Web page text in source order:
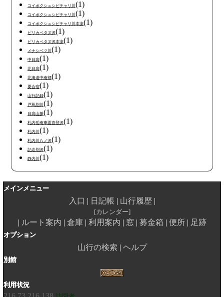
コイボクシュシビチャリ川 (1)
コイボクシュシビチャリ川 (1)
コイボクシュシビチャリ川本流(1)
ピリカペタヌ沢(1)
ピリカペタヌ沢本流(1)
メナシベツ川 (1)
中日高(1)
北日高(1)
北海道中南部(1)
夏合宿(1)
山行記録(1)
戸蔦別川 (1)
日高山脈(1)
札内岳南東面直登沢(1)
札内川 (1)
札内川八ノ沢(1)
記念別沢(1)
静内川 (1)
メインメニュー
入口 日記帳 山行履歴
カレンダー
ルート案内 倉庫 利用案内 窓 募金箱 便所 足跡
オプション
山行の検索 ヘルプ
別館
利用状況